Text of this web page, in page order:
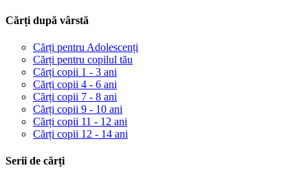
Cărți după vârstă
Cărți pentru Adolescenți
Cărți pentru copilul tău
Cărți copii 1 - 3 ani
Cărți copii 4 - 6 ani
Cărți copii 7 - 8 ani
Cărți copii 9 - 10 ani
Cărți copii 11 - 12 ani
Cărți copii 12 - 14 ani
Serii de cărți